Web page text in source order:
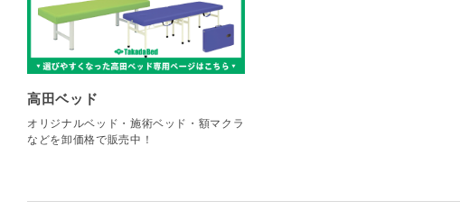
高田ベッド
オリジナルベッド・施術ベッド・額マクラ
などを卸価格で販売中！